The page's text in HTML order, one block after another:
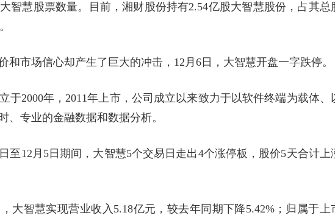
智慧股票数量。目前，湘财股份持有2.54亿股大智慧股份，占其总
和市场信心却产生了巨大的冲击，12月6日，大智慧开盘一字跌停。
于2000年，2011年上市，公司成立以来致力于以软件终端为载体、
、专业的金融数据和数据分析。
至12月5日期间，大智慧5个交易日走出4个涨停板，股价5天合计上
大智慧实现营业收入5.18亿元，较去年同期下降5.42%；归属于上